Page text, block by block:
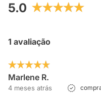
5.0
1 avaliação
Marlene R.
4 meses atrás